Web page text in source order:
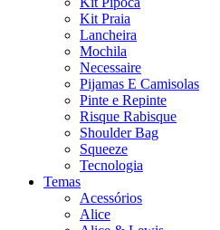
Kit Praia
Lancheira
Mochila
Necessaire
Pijamas E Camisolas
Pinte e Repinte
Risque Rabisque
Shoulder Bag
Squeeze
Tecnologia
Temas
Acessórios
Alice